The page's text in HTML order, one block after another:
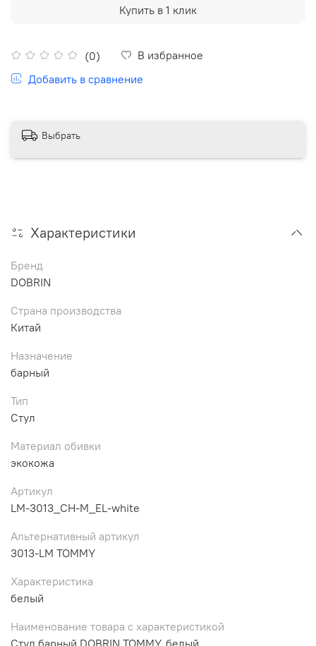
(0)
В избранное
Добавить в сравнение
Купить в 1 клик
Выбрать
Характеристики
Бренд
DOBRIN
Страна производства
Китай
Назначение
барный
Тип
Стул
Материал обивки
экокожа
Артикул
LM-3013_CH-M_EL-white
Альтернативный артикул
3013-LM TOMMY
Характеристика
белый
Наименование товара с характеристикой
Стул барный DOBRIN TOMMY, белый